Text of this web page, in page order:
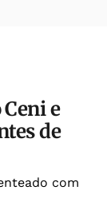
e
de
com